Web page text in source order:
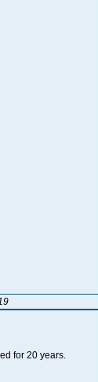
for 20 years.